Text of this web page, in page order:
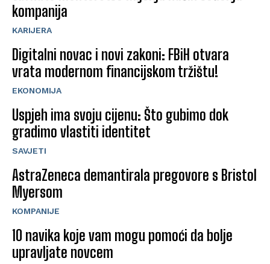
kompanija
KARIJERA
Digitalni novac i novi zakoni: FBiH otvara
vrata modernom financijskom tržištu!
EKONOMIJA
Uspjeh ima svoju cijenu: Što gubimo dok
gradimo vlastiti identitet
SAVJETI
AstraZeneca demantirala pregovore s Bristol
Myersom
KOMPANIJE
10 navika koje vam mogu pomoći da bolje
upravljate novcem